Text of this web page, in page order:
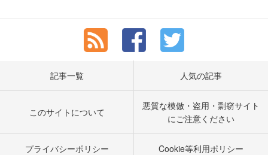
記事一覧 人気の記事
このサイトについて
悪質な模倣・盗用・剽窃サイト
にご注意ください
プライバシーポリシー Cookie等利用ポリシー